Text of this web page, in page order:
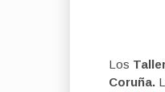
Los
Coruña.